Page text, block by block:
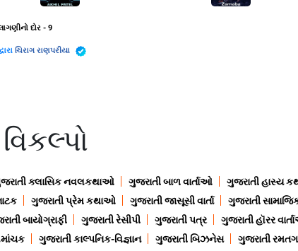
દોર - 9
ચિરાગ રાણપરીયા
ક્લાસિક નવલકથાઓ ગુજરાતી બાળ વાર્તાઓ
ગુજરાતી હાસ્ય
ગુજરાતી પ્રેમ કથાઓ ગુજરાતી જાસૂસી વાર્તા
ગુજરાતી
બાયોગ્રાફી ગુજરાતી રેસીપી ગુજરાતી પત્ર
ગુજરાતી હૉરર
ગુજરાતી કાલ્પનિક-વિજ્ઞાન ગુજરાતી બિઝનેસ ગુજરાતી